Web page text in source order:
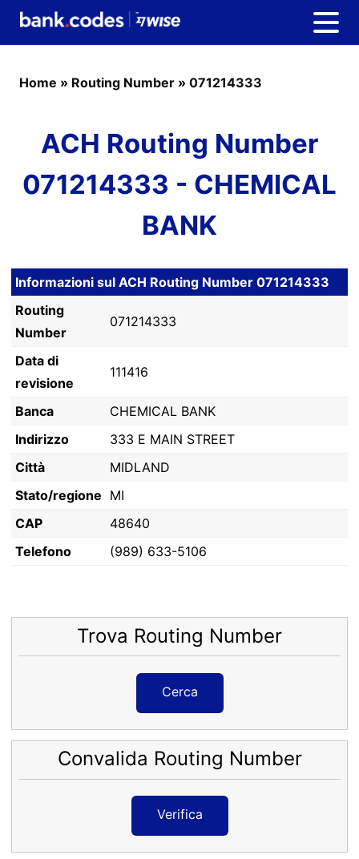
Home » Routing Number » 071214333
ACH Routing Number
071214333 - CHEMICAL
BANK
Informazioni sul ACH Routing Number 071214333
Routing
Number
071214333
Data di
revisione
111416
Banca
CHEMICAL BANK
Indirizzo
333 E MAIN STREET
Città
MIDLAND
Stato/regione MI
CAP
48640
Telefono
(989) 633-5106
Trova Routing Number
Cerca
Convalida Routing Number
Verifica